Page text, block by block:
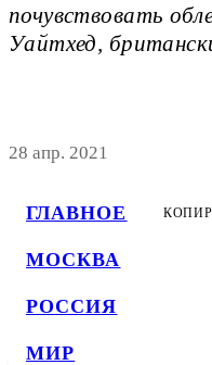
ГЛАВНОЕ
МОСКВА
РОССИЯ
МИР
почувствовать
Уайтхед,
28 апр. 2021